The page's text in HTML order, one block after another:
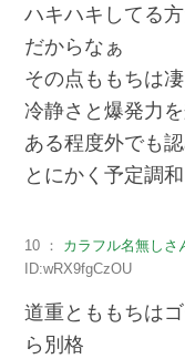
ハキハキしてる
だからなぁ
その点ももちは
冷静さと爆発力
ある程度外でも
とにかく予定調
10 ： カラフル名無しさ
ID:wRX9fgCzOU
道重とももちは
ら別格